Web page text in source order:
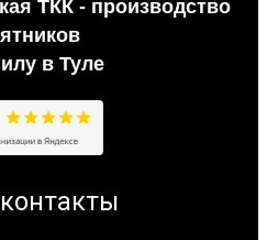
ТКК - производство
в Туле